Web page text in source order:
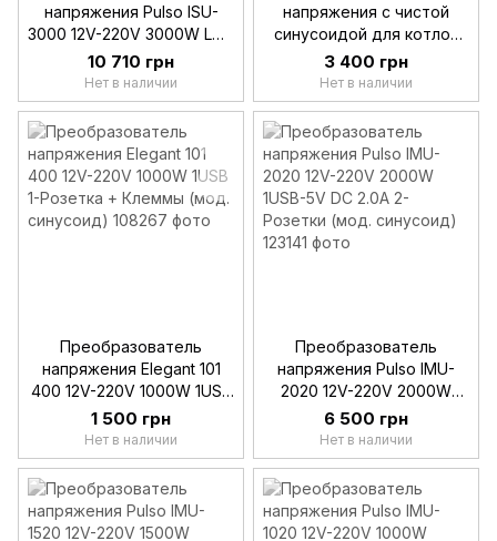
напряжения Pulso ISU-
3000 12V-220V 3000W LCD
USB-5VDC 2A 2-Розетки
(прав. синусоид)
10 710 грн
Нет в наличии
напряжения с чистой
синусоидой для котлов
600W GEKO Инвертор
G17010
3 400 грн
Нет в наличии
Преобразователь
напряжения Elegant 101
400 12V-220V 1000W 1USB
1-Розетка + Клеммы (мод.
синусоид)
1 500 грн
Нет в наличии
Преобразователь
напряжения Pulso IMU-
2020 12V-220V 2000W
1USB-5V DC 2.0A 2-
Розетки (мод. синусоид)
6 500 грн
Нет в наличии